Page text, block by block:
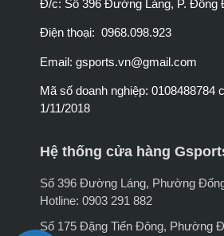
Đ/c: Số 396 Đường Láng, P. Đống
Điện thoại: 0968.098.923
Email: gsports.vn@gmail.com
Mã số doanh nghiệp: 0108488784
1/11/2018
Hệ thống cửa hàng
Số 396 Đường Láng, Phường
Hotline: 0903 291 882
Số 175 Đặng Tiến Đông, Phường